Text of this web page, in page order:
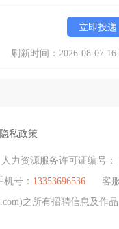
立即投递
刷新时间：2026-08-07
隐私政策
人力资源服务许可证编号：
机号： 13353696536 客
之所有招聘信息及作